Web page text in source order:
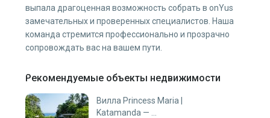
выпала драгоценная возможность собрать в onYus
замечательных и проверенных специалистов. Наша
команда стремится профессионально и прозрачно
сопровождать вас на вашем пути.
Рекомендуемые объекты недвижимости
Вилла Princess Maria |
Katamanda — ...